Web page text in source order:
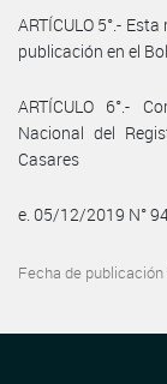
ARTÍCULO 5°.-
publicación en el
ARTÍCULO 6°.-
Nacional del
Casares
e. 05/12/2019 N°
Fecha de